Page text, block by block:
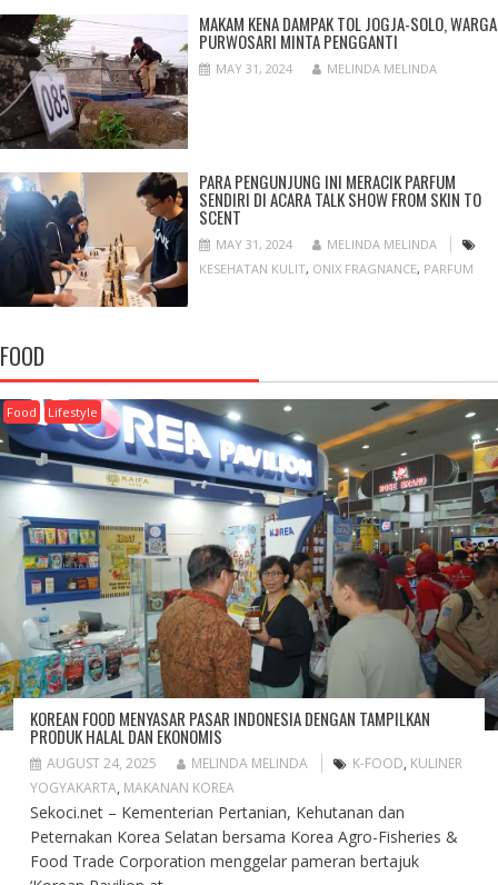
MAKAM KENA DAMPAK TOL JOGJA-SOLO, WARGA
PURWOSARI MINTA PENGGANTI
MAY 31, 2024 MELINDA MELINDA
PARA PENGUNJUNG INI MERACIK PARFUM
SENDIRI DI ACARA TALK SHOW FROM SKIN TO
SCENT
MAY 31, 2024
MELINDA MELINDA
KESEHATAN KULIT, ONIX FRAGNANCE, PARFUM
FOOD
Food Lifestyle
KOREAN FOOD MENYASAR PASAR INDONESIA DENGAN TAMPILKAN
PRODUK HALAL DAN EKONOMIS
AUGUST 24, 2025 MELINDA MELINDA K-FOOD, KULINER
YOGYAKARTA, MAKANAN KOREA
Sekoci.net – Kementerian Pertanian, Kehutanan dan
Peternakan Korea Selatan bersama Korea Agro-Fisheries &
Food Trade Corporation menggelar pameran bertajuk